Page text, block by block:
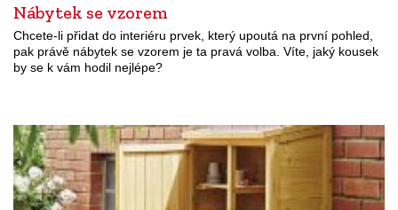
Nábytek se vzorem
Chcete-li přidat do interiéru prvek, který upoutá na první pohled,
pak právě nábytek se vzorem je ta pravá volba. Víte, jaký kousek
by se k vám hodil nejlépe?